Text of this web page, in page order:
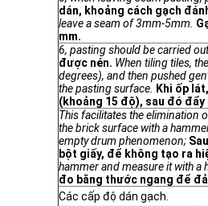
dán, khoảng cách gạch
leave a seam of 3mm-5mm.
mm.
6, pasting should be carried
được nén. When tiling tiles,
degrees), and then pushed
the pasting surface.
Khi ốp
(khoảng 15 độ), sau đó đẩy
This facilitates the elimination
the brick surface with a
empty drum phenomenon;
bột giấy, để không tạo ra
hammer and measure it with a
đo bằng thước ngang để
Các cấp độ dán gạch.